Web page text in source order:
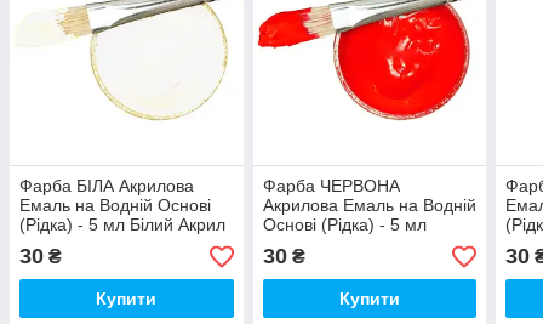
Фарба БІЛА Акрилова
Емаль на Водній Основі
(Рідка) - 5 мл Білий Акрил
Дерев'яних Деталей
30 ₴
Купити
Фарба ЧЕРВОНА
Акрилова Емаль на Водній
Основі (Рідка) - 5 мл
Фарбування Дерев'яних
Деталей
30₴
Купити
30